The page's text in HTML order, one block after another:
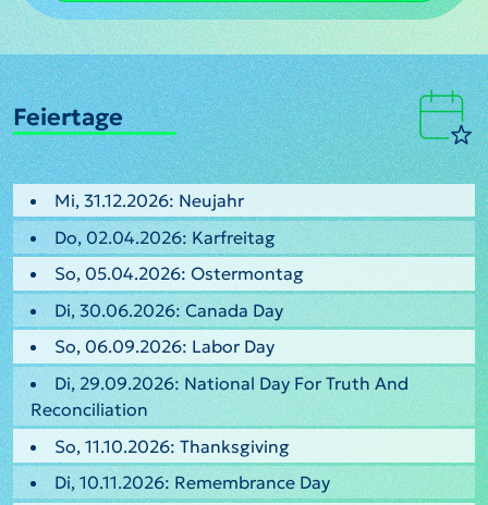
Feiertage
Mi, 31.12.2026: Neujahr
Do, 02.04.2026: Karfreitag
So, 05.04.2026: Ostermontag
Di, 30.06.2026: Canada Day
So, 06.09.2026: Labor Day
Di, 29.09.2026: National Day For Truth And
Reconciliation
So, 11.10.2026: Thanksgiving
Di, 10.11.2026: Remembrance Day